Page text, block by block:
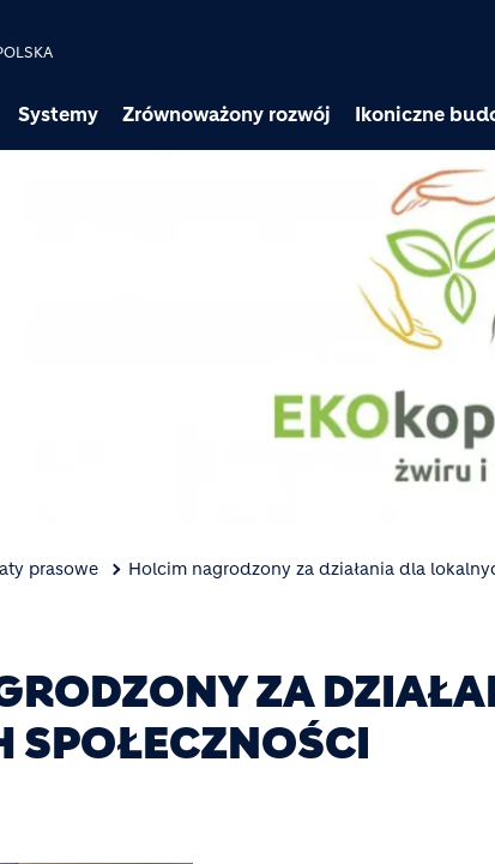
Systemy Zrównoważony rozwój Ikoniczne
prasowe Holcim nagrodzony za działania dla
ZA
SPOŁECZNOŚCI